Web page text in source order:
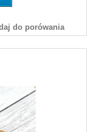
do porówania